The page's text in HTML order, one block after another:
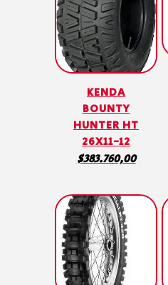
KENDA
BOUNTY
HUNTER HT
26X11-12
$383.760,00